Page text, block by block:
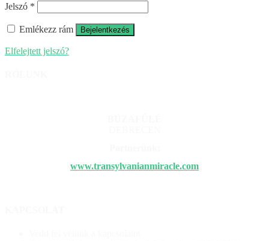
Jelszó *
Emlékezz rám Bejelentkezés
Elfelejtett jelszó?
www.transylvanianmiracle.com